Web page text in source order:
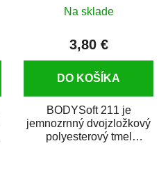
Na sklade
3,80 €
DO KOŠÍKA
BODYSoft 211 je
jemnozrnný dvojzložkový
polyesterový tmel